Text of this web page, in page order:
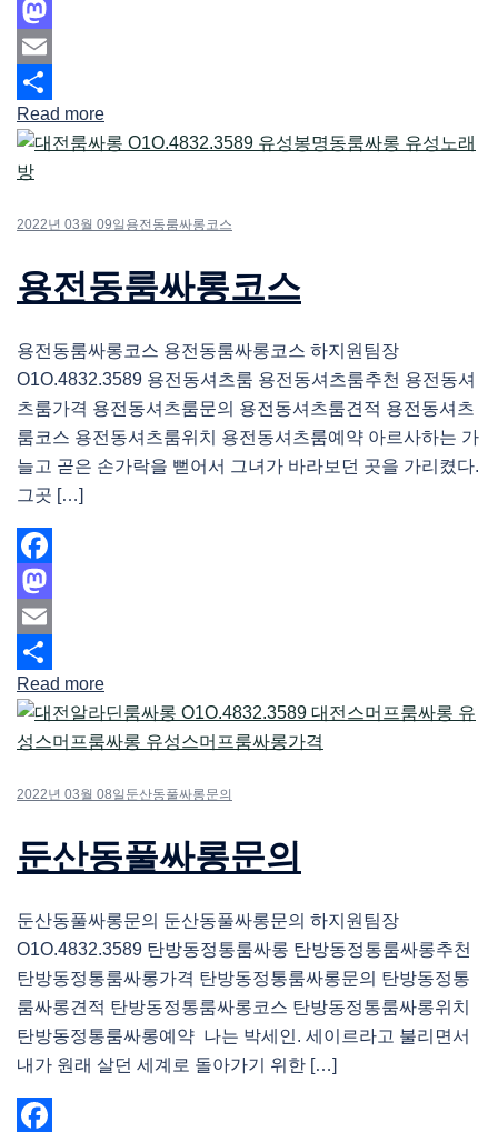
Facebook
Mastodon
Email
Share
Read more
2022년 03월 09일 용전동룸싸롱코스
용전동룸싸롱코스
용전동룸싸롱코스 용전동룸싸롱코스 하지원팀장
O1O.4832.3589 용전동셔츠룸 용전동셔츠룸추천 용전동셔
츠룸가격 용전동셔츠룸문의 용전동셔츠룸견적 용전동셔츠
룸코스 용전동셔츠룸위치 용전동셔츠룸예약 아르사하는 가
늘고 곧은 손가락을 뻗어서 그녀가 바라보던 곳을 가리켰다.
그곳 […]
Facebook
Mastodon
Email
Share
Read more
2022년 03월 08일 둔산동풀싸롱문의
둔산동풀싸롱문의
둔산동풀싸롱문의 둔산동풀싸롱문의 하지원팀장
O1O.4832.3589 탄방동정통룸싸롱 탄방동정통룸싸롱추천
탄방동정통룸싸롱가격 탄방동정통룸싸롱문의 탄방동정통
룸싸롱견적 탄방동정통룸싸롱코스 탄방동정통룸싸롱위치
탄방동정통룸싸롱예약 나는 박세인. 세이르라고 불리면서
내가 원래 살던 세계로 돌아가기 위한 […]